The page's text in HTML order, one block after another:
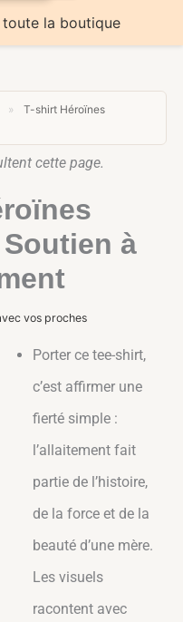
la boutique
»
T-shirt Héroïnes
cette page.
à
vos proches
Porter ce tee-shirt,
c’est affirmer une
fierté simple :
l’allaitement fait
partie de l’histoire,
de la force et de la
beauté d’une mère.
Les visuels
racontent avec